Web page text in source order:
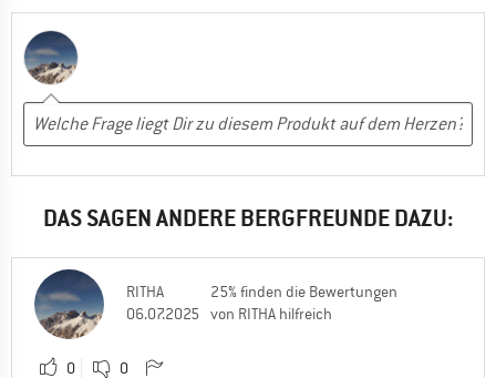
DAS SAGEN ANDERE BERGFREUNDE DAZU:
RITHA
06.07.2025
25% finden die Bewertungen
von RITHA hilfreich
0 0